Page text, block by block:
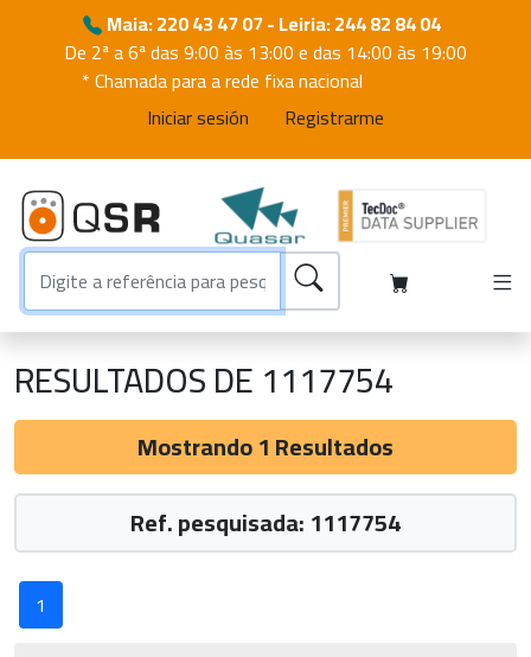
Maia: 220 43 47 07 - Leiria: 244 82 84 04
De 2ª a 6ª das 9:00 às 13:00 e das 14:00 às 19:00
* Chamada para a rede fixa nacional
Iniciar sesión
Registrarme
RESULTADOS DE 1117754
Mostrando 1 Resultados
Ref. pesquisada: 1117754
1